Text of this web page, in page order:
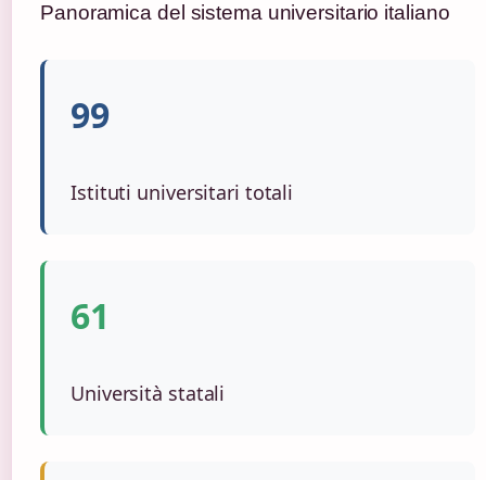
Panoramica del sistema universitario italiano
99
Istituti universitari totali
61
Università statali